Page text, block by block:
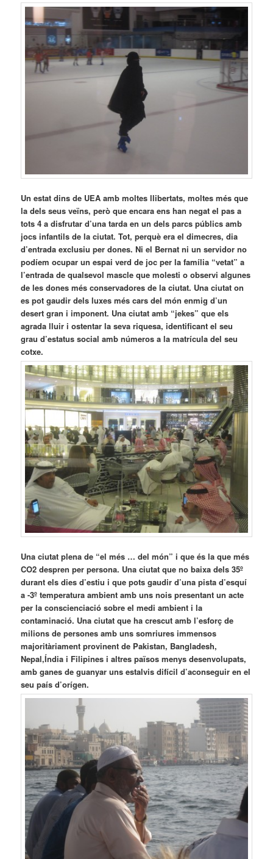
Un estat dins de UEA amb moltes llibertats, moltes més que
la dels seus veïns, però que encara ens han negat el pas a
tots 4 a disfrutar d’una tarda en un dels parcs públics amb
jocs infantils de la ciutat. Tot, perquè era el dimecres, dia
d’entrada exclusiu per dones. Ni el Bernat ni un servidor no
podíem ocupar un espai verd de joc per la família “vetat” a
l’entrada de qualsevol mascle que molesti o observi algunes
de les dones més conservadores de la ciutat. Una ciutat on
es pot gaudir dels luxes més cars del món enmig d’un
desert gran i imponent. Una ciutat amb “jekes” que els
agrada lluir i ostentar la seva riquesa, identificant el seu
grau d’estatus social amb números a la matrícula del seu
cotxe.
Una ciutat plena de “el més … del món” i que és la que més
CO2 despren per persona. Una ciutat que no baixa dels 35º
durant els dies d’estiu i que pots gaudir d’una pista d’esquí
a -3º temperatura ambient amb uns nois presentant un acte
per la conscienciació sobre el medi ambient i la
contaminació. Una ciutat que ha crescut amb l’esforç de
milions de persones amb uns somriures immensos
majoritàriament provinent de Pakistan, Bangladesh,
Nepal,Índia i Filipines i altres països menys desenvolupats,
amb ganes de guanyar uns estalvis difícil d’aconseguir en el
seu país d’orígen.